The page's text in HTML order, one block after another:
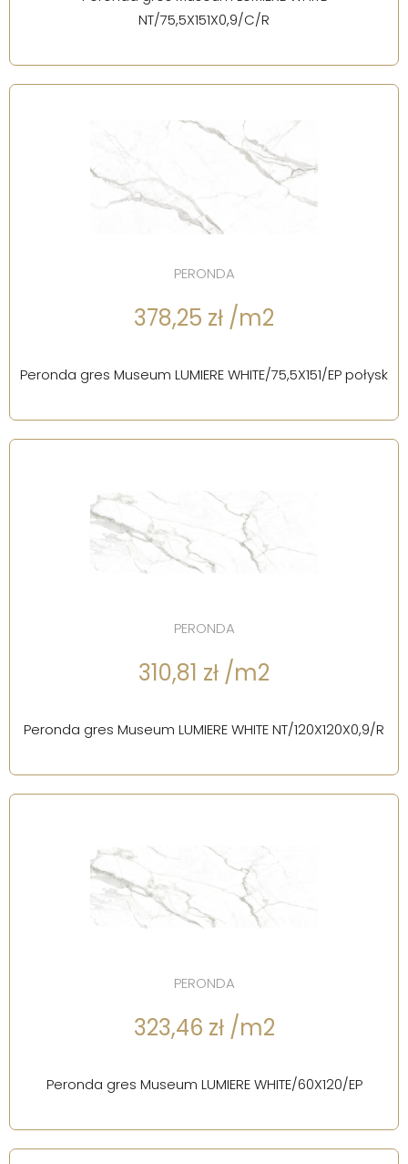
NT/75,5X151X0,9/C/R
PERONDA
378,25 zł /m2
Peronda gres Museum LUMIERE WHITE/75,5X151/EP połysk
PERONDA
310,81 zł /m2
Peronda gres Museum LUMIERE WHITE NT/120X120X0,9/R
PERONDA
323,46 zł /m2
Peronda gres Museum LUMIERE WHITE/60X120/EP